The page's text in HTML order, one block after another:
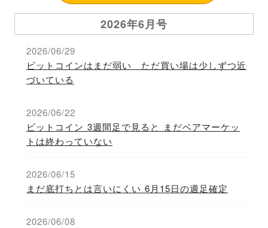
2026年6月号
2026/06/29
ビットコインはまだ弱い ただ買い場は少しずつ近
づいている
2026/06/22
ビットコイン 3週間足で見ると まだベアマーケッ
トは終わっていない
2026/06/15
まだ底打ちとは言いにくい 6月15日の週足確定
2026/06/08